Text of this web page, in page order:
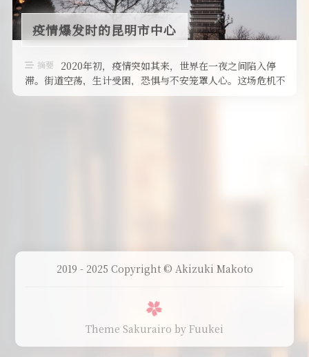
述己
隐私政策
疫情爆发时的昆明市中心
摘要
2020年初，疫情突如其来，世界在一夜之间陷入停
滞。街道空荡，生计受困，恐惧与不安笼罩人心。这场危机不
仅打断了人们的日常生活，更深 …
2019 - 2025 Copyright © Akizuki Makoto
Theme Sakurairo by Fuukei